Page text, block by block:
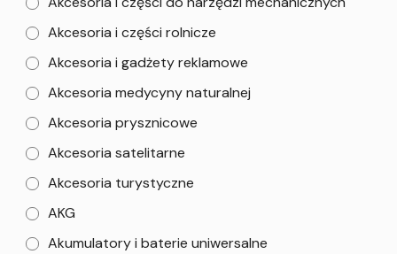
Akcesoria i części rolnicze
Akcesoria i gadżety reklamowe
Akcesoria medycyny naturalnej
Akcesoria prysznicowe
Akcesoria satelitarne
Akcesoria turystyczne
AKG
Akumulatory i baterie uniwersalne